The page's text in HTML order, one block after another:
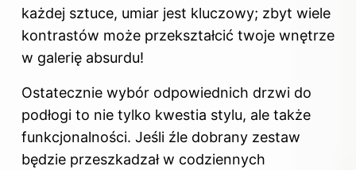
każdej sztuce, umiar jest kluczowy; zbyt wiele
kontrastów może przekształcić twoje wnętrze
w galerię absurdu!
Ostatecznie wybór odpowiednich drzwi do
podłogi to nie tylko kwestia stylu, ale także
funkcjonalności. Jeśli źle dobrany zestaw
będzie przeszkadzał w codziennych